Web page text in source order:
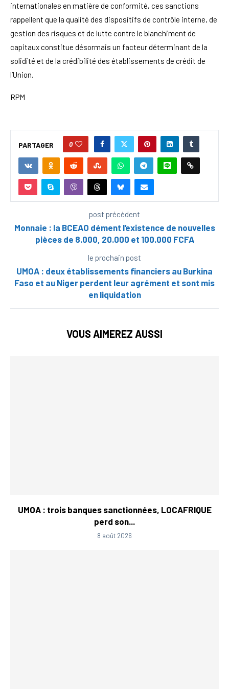
internationales en matière de conformité, ces sanctions
rappellent que la qualité des dispositifs de contrôle interne, de
gestion des risques et de lutte contre le blanchiment de
capitaux constitue désormais un facteur déterminant de la
solidité et de la crédibilité des établissements de crédit de
l’Union.
RPM
PARTAGER 0
post précédent
Monnaie : la BCEAO dément l’existence de nouvelles
pièces de 8.000, 20.000 et 100.000 FCFA
le prochain post
UMOA : deux établissements financiers au Burkina
Faso et au Niger perdent leur agrément et sont mis
en liquidation
VOUS AIMEREZ AUSSI
UMOA : trois banques sanctionnées, LOCAFRIQUE
perd son...
8 août 2026